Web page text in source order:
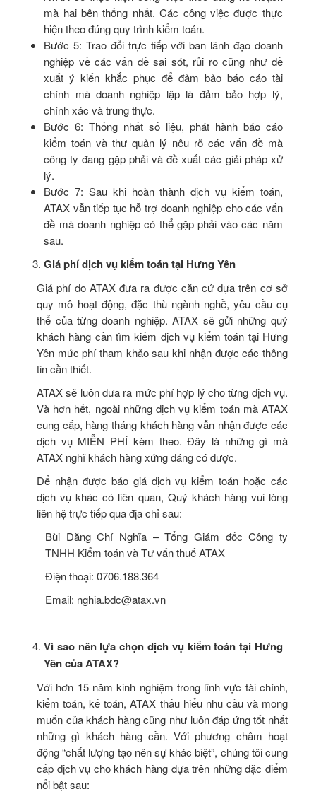
mà hai bên thống nhất. Các công việc được thực
hiện theo đúng quy trình kiểm toán.
Bước 5: Trao đổi trực tiếp với ban lãnh đạo doanh
nghiệp về các vấn đề sai sót, rủi ro cũng như đề
xuất ý kiến khắc phục để đảm bảo báo cáo tài
chính mà doanh nghiệp lập là đảm bảo hợp lý,
chính xác và trung thực.
Bước 6: Thống nhất số liệu, phát hành báo cáo
kiểm toán và thư quản lý nêu rõ các vấn đề mà
công ty đang gặp phải và đề xuất các giải pháp xử
lý.
Bước 7: Sau khi hoàn thành dịch vụ kiểm toán,
ATAX vẫn tiếp tục hỗ trợ doanh nghiệp cho các vấn
đề mà doanh nghiệp có thể gặp phải vào các năm
sau.
Giá phí dịch vụ kiểm toán tại Hưng Yên
Giá phí do ATAX đưa ra được căn cứ dựa trên cơ sở
quy mô hoạt động, đặc thù ngành nghề, yêu cầu cụ
thể của từng doanh nghiệp. ATAX sẽ gửi những quý
khách hàng cần tìm kiếm dịch vụ kiểm toán tại Hưng
Yên mức phí tham khảo sau khi nhận được các thông
tin cần thiết.
ATAX sẽ luôn đưa ra mức phí hợp lý cho từng dịch vụ.
Và hơn hết, ngoài những dịch vụ kiểm toán mà ATAX
cung cấp, hàng tháng khách hàng vẫn nhận được các
dịch vụ MIỄN PHÍ kèm theo. Đây là những gì mà
ATAX nghĩ khách hàng xứng đáng có được.
Để nhận được báo giá dịch vụ kiểm toán hoặc các
dịch vụ khác có liên quan, Quý khách hàng vui lòng
liên hệ trực tiếp qua địa chỉ sau:
Bùi Đăng Chí Nghĩa – Tổng Giám đốc Công ty
TNHH Kiểm toán và Tư vấn thuế ATAX
Điện thoại: 0706.188.364
Email: nghia.bdc@atax.vn
Vì sao nên lựa chọn dịch vụ kiểm toán tại Hưng
Yên của ATAX?
Với hơn 15 năm kinh nghiệm trong lĩnh vực tài chính,
kiểm toán, kế toán, ATAX thấu hiểu nhu cầu và mong
muốn của khách hàng cũng như luôn đáp ứng tốt nhất
những gì khách hàng cần. Với phương châm hoạt
động “chất lượng tạo nên sự khác biệt”, chúng tôi cung
cấp dịch vụ cho khách hàng dựa trên những đặc điểm
nổi bật sau: